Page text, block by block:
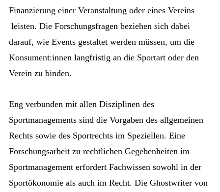
Finanzierung einer Veranstaltung oder eines Vereins
leisten. Die Forschungsfragen beziehen sich dabei
darauf, wie Events gestaltet werden müssen, um die
Konsument:innen langfristig an die Sportart oder den
Verein zu binden.
Eng verbunden mit allen Disziplinen des
Sportmanagements sind die Vorgaben des allgemeinen
Rechts sowie des Sportrechts im Speziellen. Eine
Forschungsarbeit zu rechtlichen Gegebenheiten im
Sportmanagement erfordert Fachwissen sowohl in der
Sportökonomie als auch im Recht. Die Ghostwriter von